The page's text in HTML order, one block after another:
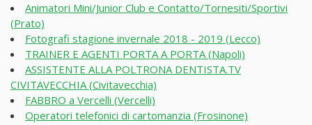
Animatori Mini/Junior Club e Contatto/Tornesiti/Sportivi
(Prato)
Fotografi stagione invernale 2018 - 2019 (Lecco)
TRAINER E AGENTI PORTA A PORTA (Napoli)
ASSISTENTE ALLA POLTRONA DENTISTA.TV
CIVITAVECCHIA (Civitavecchia)
FABBRO a Vercelli (Vercelli)
Operatori telefonici di cartomanzia (Frosinone)